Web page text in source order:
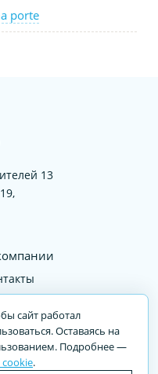
porte
13
сайт работал
Оставаясь на
Подробнее —
.